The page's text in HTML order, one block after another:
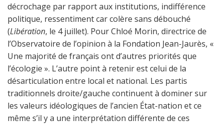
décrochage par rapport aux institutions, indifférence
politique, ressentiment car colère sans débouché
(Libération, le 4 juillet). Pour Chloé Morin, directrice de
l’Observatoire de l’opinion à la Fondation Jean-Jaurès, «
Une majorité de français ont d’autres priorités que
l’écologie ». L’autre point à retenir est celui de la
désarticulation entre local et national. Les partis
traditionnels droite/gauche continuent à dominer sur
les valeurs idéologiques de l’ancien État-nation et ce
même s’il y a une interprétation différente de ces